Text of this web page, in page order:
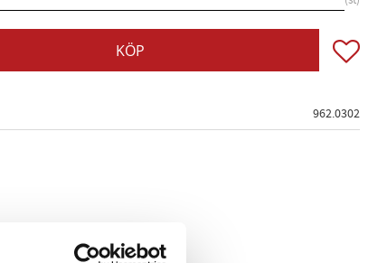
KÖP Lägg
962.0302